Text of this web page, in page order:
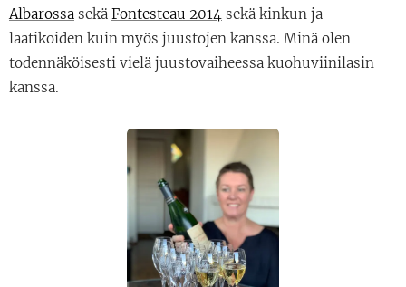
Albarossa sekä Fontesteau 2014 sekä kinkun ja
laatikoiden kuin myös juustojen kanssa. Minä olen
todennäköisesti vielä juustovaiheessa kuohuviinilasin
kanssa.